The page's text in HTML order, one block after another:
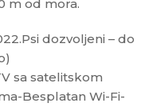
m od mora.
dozvoljeni – do
sa satelitskom
Besplatan Wi-Fi-